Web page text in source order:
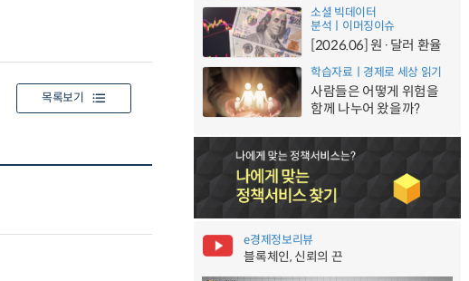
목록보기
소셜 빅데이터
분석ㅣ이머징이슈
[2026.06] 원·달러 환율
학습자료ㅣ경제로 세상 읽기
사람들은 어떻게 위험을
함께 나누어 왔을까?
e경제정보리뷰
블록체인, 신뢰의 끈